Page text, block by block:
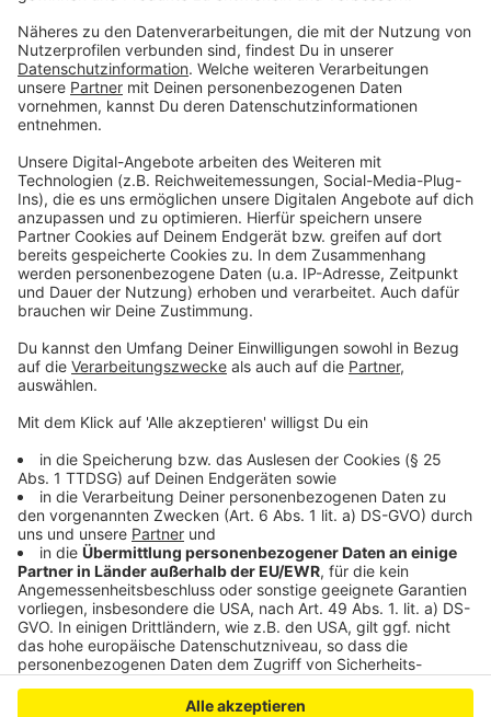
Anzeige
Obwohl der Materialwert damals laut Polizei nur im
zweistelligen Bereich lag, geht es der Bürgerstiftung
um mehr als nur den finanziellen Verlust. In Anbetracht
Ausstellung steckt, sei der Diebstahl ein Schlag ins
Gesicht. Zudem wurden auch Flyer und Werbeplanen
gestohlen, was darauf hindeutet, dass es den Tätern
nicht um den materiellen Wert geht. Die
Bürgerstiftung hat Anzeige erstattet, ist jedoch wenig
optimistisch, dass die Täter gefasst werden. Die
restlichen Kunstwerke werden nun versteigert, und der
Erlös wird unter den Künstlern und der Bürgerstiftung
aufgeteilt.
Anzeige
Anzeige